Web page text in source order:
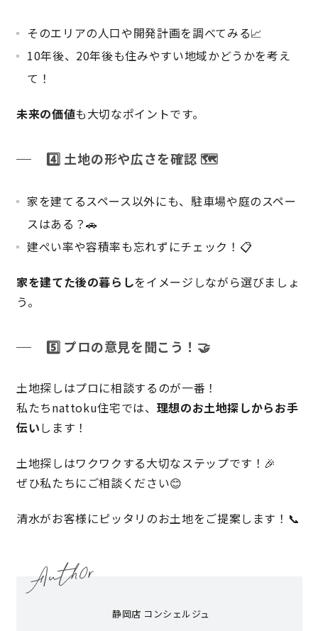
徹底したコストダウンの追求
頑丈で長持ちの外壁
生涯続く安心のアフターフォロー
ラインナップ
nattoku住宅25周年記念モデル
Glass Arts
Blue Style
納得リフォームスタジオ
そのエリアの人口や開発計画を調べてみる📈
10年後、20年後も住みやすい地域かどうかを考え
て！
未来の価値も大切なポイントです。
4️⃣ 土地の形や広さを確認 🗺️
家を建てるスペース以外にも、駐車場や庭のスペー
スはある？🚗
建ぺい率や容積率も忘れずにチェック！📋
家を建てた後の暮らしをイメージしながら選びましょ
う。
5️⃣ プロの意見を聞こう！🤝
土地探しはプロに相談するのが一番！
私たちnattoku住宅では、 理想のお土地探しからお手
伝いします！
土地探しはワクワクする大切なステップです！🎉
ぜひ私たちにご相談ください😊
清水がお客様にピッタリのお土地をご提案します！📞
静岡店 コンシェルジュ